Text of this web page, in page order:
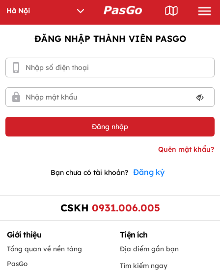
ĐĂNG NHẬP THÀNH VIÊN PASGO
Bạn chưa có tài khoản? Đăng ký
CSKH 0931.006.005
Giới thiệu
Tổng quan về nền tảng
PasGo
Tiện ích
Địa điểm gần bạn
Tìm kiếm ngay